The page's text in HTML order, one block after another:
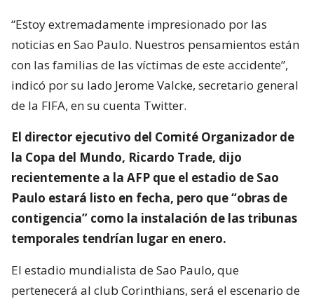
“Estoy extremadamente impresionado por las
noticias en Sao Paulo. Nuestros pensamientos están
con las familias de las víctimas de este accidente”,
indicó por su lado Jerome Valcke, secretario general
de la FIFA, en su cuenta Twitter.
El director ejecutivo del Comité Organizador de
la Copa del Mundo, Ricardo Trade, dijo
recientemente a la AFP que el estadio de Sao
Paulo estará listo en fecha, pero que “obras de
contigencia” como la instalación de las tribunas
temporales tendrían lugar en enero.
El estadio mundialista de Sao Paulo, que
pertenecerá al club Corinthians, será el escenario de